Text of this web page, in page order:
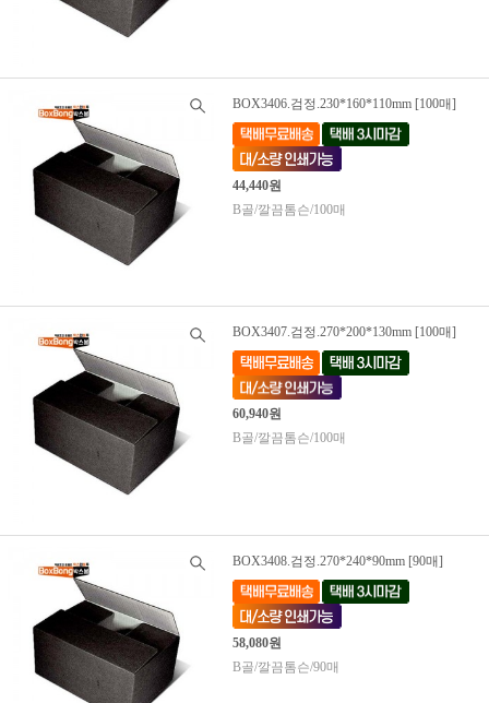
BOX3406.검정.230*160*110mm [100매]
44,440원
B골/깔끔톰슨/100매
BOX3407.검정.270*200*130mm [100매]
60,940원
B골/깔끔톰슨/100매
BOX3408.검정.270*240*90mm [90매]
58,080원
B골/깔끔톰슨/90매